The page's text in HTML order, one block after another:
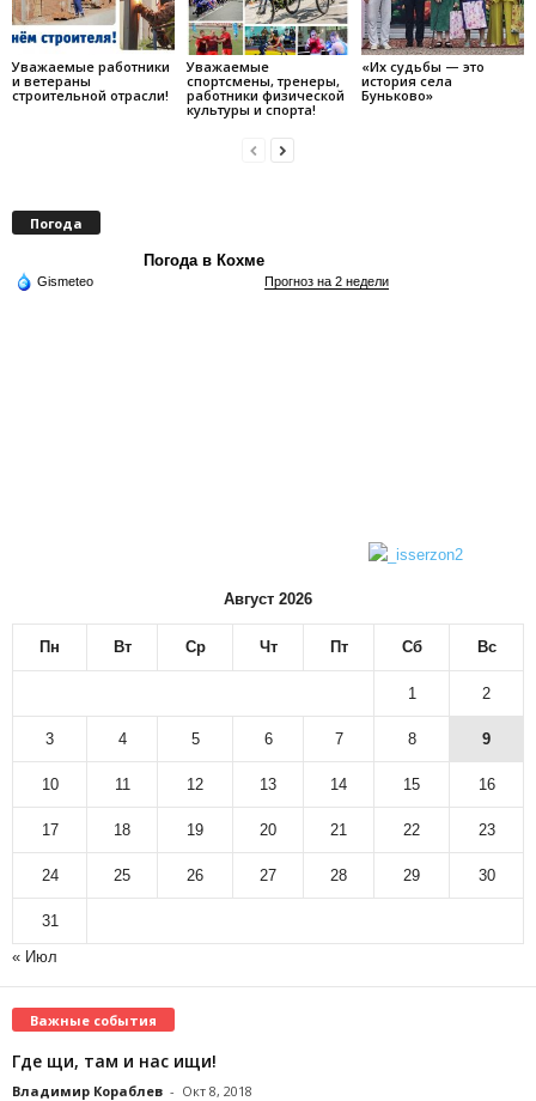
Уважаемые работники
и ветераны
строительной отрасли!
Уважаемые
спортсмены, тренеры,
работники физической
культуры и спорта!
«Их судьбы — это
история села
Буньково»
Погода
Погода в Кохме
Gismeteo Прогноз на 2 недели
Август 2026
Пн Вт Ср Чт Пт Сб Вс
1 2
3 4 5 6 7 8 9
10 11 12 13 14 15 16
17 18 19 20 21 22 23
24 25 26 27 28 29 30
31
« Июл
Важные события
Где щи, там и нас ищи!
Владимир Кораблев - Окт 8, 2018